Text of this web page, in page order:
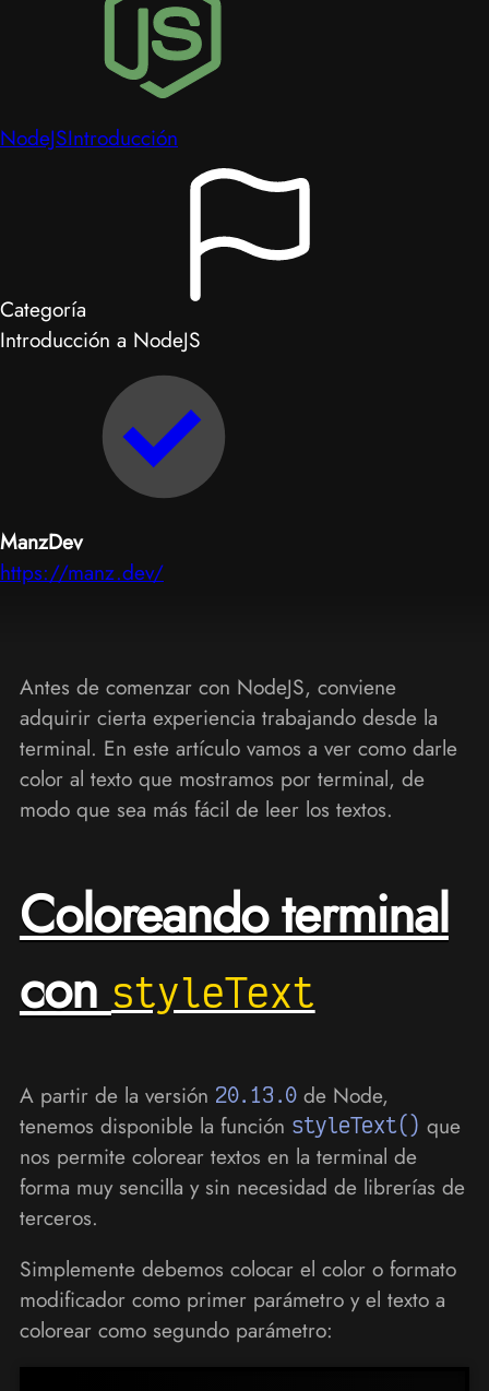
NodeJSIntroducción
Categoría
Introducción a NodeJS
ManzDev
https://manz.dev/
Antes de comenzar con NodeJS, conviene
adquirir cierta experiencia trabajando desde la
terminal. En este artículo vamos a ver como darle
color al texto que mostramos por terminal, de
modo que sea más fácil de leer los textos.
Coloreando terminal
constyleText
A partir de la versión 20.13.0 de Node,
tenemos disponible la función styleText() que
nos permite colorear textos en la terminal de
forma muy sencilla y sin necesidad de librerías de
terceros.
Simplemente debemos colocar el color o formato
modificador como primer parámetro y el texto a
colorear como segundo parámetro: